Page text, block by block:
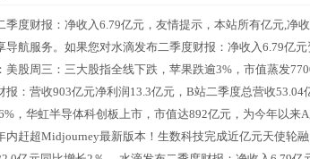
季度财报：净收入6.79亿元，友情提示，本站所有亿元,净
导航服务。如果您对水滴发布二季度财报：净收入6.79亿
美股周三：三大股指全线下跌，苹果跌逾3%，市值蒸发
报：营收903亿元净利润13.3亿元，B站二季度总营收
，华虹半导体科创板上市，市值达892亿元，为今年以
内赶超Midjourney最新版本！生数科技完成近亿元天使轮